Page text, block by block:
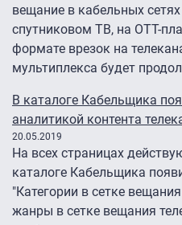
вещание в кабельных
спутниковом ТВ, на ОТТ-
формате врезок на
мультиплекса будет
В каталоге Кабельщика
аналитикой контента
20.05.2019
На всех страницах
каталоге Кабельщика
"Категории в сетке
жанры в сетке вещания